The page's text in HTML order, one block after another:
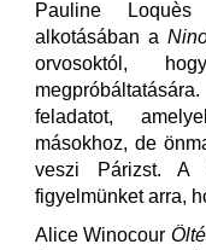
Pauline
alkotásában a
orvosoktól,
feladatot,
másokhoz, de
veszi Párizst. A
figyelmünket arra,
Alice Winocour